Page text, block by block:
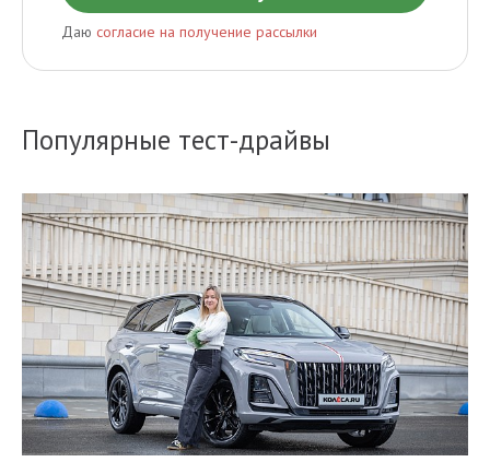
Даю согласие на получение рассылки
Популярные тест-драйвы